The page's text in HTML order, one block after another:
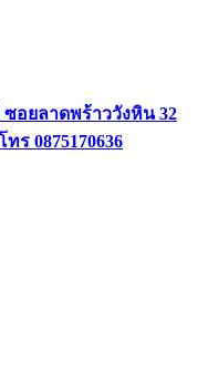
อยลาดพร้าววังหิน 32
ร 0875170636